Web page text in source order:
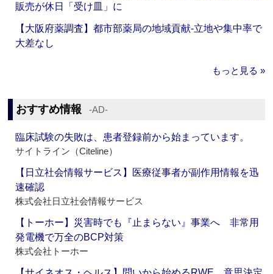
販売が休日「受け皿」に
【大阪府薬調査】都市部薬局の地域貢献‐立地や集中率で
大差なし
もっと見る »
おすすめ情報 ‐AD‐
臨床試験の失敗は、患者登録前から始まっています。
サイトライン（Citeline）
【日立社会情報サービス】医療従事者が副作用情報を迅
速確認
株式会社日立社会情報サービス
【トーホー】災害時でも『止まらない』事業へ 非常用
発電機で万全のBCP対策
株式会社トーホー